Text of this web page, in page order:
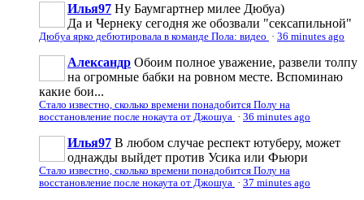
Илья97 Ну Баумгартнер милее Дюбуа)
Да и Чернеку сегодня же обозвали "сексапильной"
Дюбуа ярко дебютировала в команде Пола: видео · 36 minutes ago
Александр Обоим полное уважение, развели толпу
на огромные бабки на ровном месте. Вспоминаю
какие бои...
Стало известно, сколько времени понадобится Полу на
восстановление после нокаута от Джошуа · 36 minutes ago
Илья97 В любом случае респект ютуберу, может
однажды выйдет против Усика или Фьюри
Стало известно, сколько времени понадобится Полу на
восстановление после нокаута от Джошуа · 37 minutes ago